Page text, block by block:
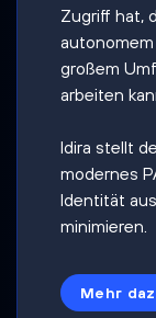
Zugriff hat,
großem
arbeiten
Idira stellt
modernes
Identität
minimieren.
Mehr